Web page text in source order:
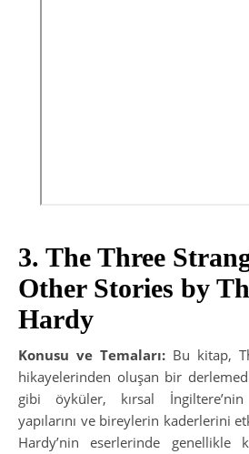
3. The Three
Other Stories by
Hardy
Konusu ve Temaları: Bu kitap,
hikayelerinden oluşan bir
gibi öyküler, kırsal İngiltere’nin
yapılarını ve bireylerin kaderlerini
Hardy’nin eserlerinde genellikle